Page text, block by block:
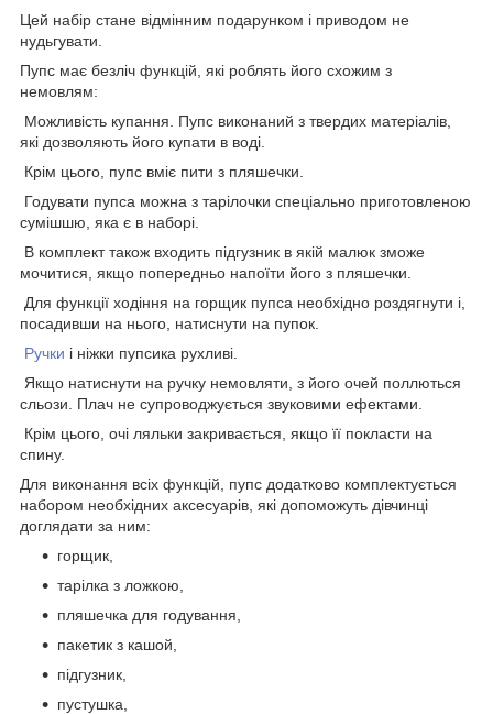
Цей набір стане відмінним подарунком і приводом не
нудьгувати.
Пупс має безліч функцій, які роблять його схожим з
немовлям:
Можливість купання. Пупс виконаний з твердих матеріалів,
які дозволяють його купати в воді.
Крім цього, пупс вміє пити з пляшечки.
Годувати пупса можна з тарілочки спеціально приготовленою
сумішшю, яка є в наборі.
В комплект також входить підгузник в якій малюк зможе
мочитися, якщо попередньо напоїти його з пляшечки.
Для функції ходіння на горщик пупса необхідно роздягнути і,
посадивши на нього, натиснути на пупок.
Ручки і ніжки пупсика рухливі.
Якщо натиснути на ручку немовляти, з його очей поллються
сльози. Плач не супроводжується звуковими ефектами.
Крім цього, очі ляльки закривається, якщо її покласти на
спину.
Для виконання всіх функцій, пупс додатково комплектується
набором необхідних аксесуарів, які допоможуть дівчинці
доглядати за ним:
горщик,
тарілка з ложкою,
пляшечка для годування,
пакетик з кашой,
підгузник,
пустушка,